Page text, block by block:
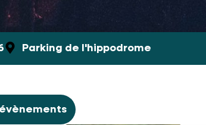
Parking de l'hippodrome